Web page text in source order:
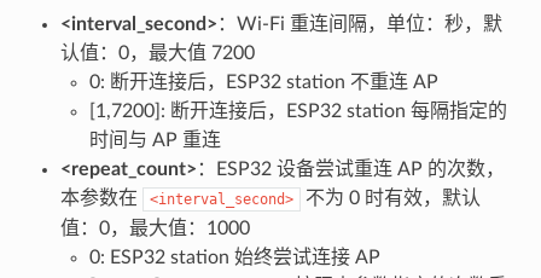
<interval_second> ：Wi-Fi 重连间隔，单位：秒，默
认值：0，最大值 7200
0: 断开连接后，ESP32 station 不重连 AP
[1,7200]: 断开连接后，ESP32 station 每隔指定的
时间与 AP 重连
<repeat_count> ：ESP32 设备尝试重连 AP 的次数，
本参数在
<interval_second>
不为 0 时有效，默认
值：0，最大值：1000
0: ESP32 station 始终尝试连接 AP